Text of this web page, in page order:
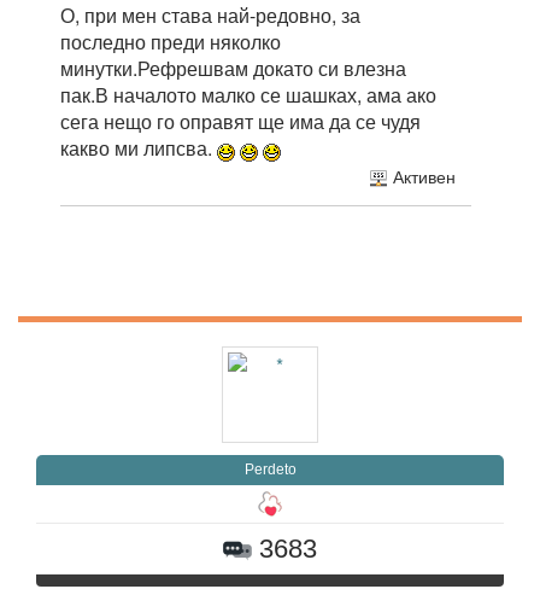
О, при мен става най-редовно, за
последно преди няколко
минутки.Рефрешвам докато си влезна
пак.В началото малко се шашках, ама ако
сега нещо го оправят ще има да се чудя
какво ми липсва.
Активен
Perdeto
3683